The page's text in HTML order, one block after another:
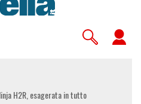
H2R, esagerata in tutto